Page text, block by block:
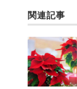
関連記事